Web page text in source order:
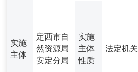
实施
主体
定西市自
然资源局
安定分局
实施
主体
性质
法定机关